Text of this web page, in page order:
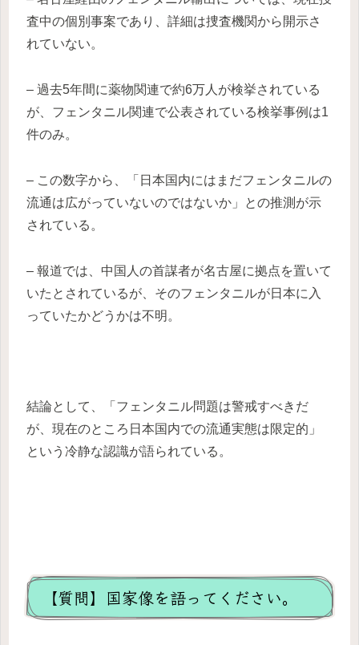
査中の個別事案であり、詳細は捜査機関から開示さ
れていない。
– 過去5年間に薬物関連で約6万人が検挙されている
が、フェンタニル関連で公表されている検挙事例は1
件のみ。
– この数字から、「日本国内にはまだフェンタニルの
流通は広がっていないのではないか」との推測が示
されている。
– 報道では、中国人の首謀者が名古屋に拠点を置いて
いたとされているが、そのフェンタニルが日本に入
っていたかどうかは不明。
結論として、「フェンタニル問題は警戒すべきだ
が、現在のところ日本国内での流通実態は限定的」
という冷静な認識が語られている。
【質問】国家像を語ってください。